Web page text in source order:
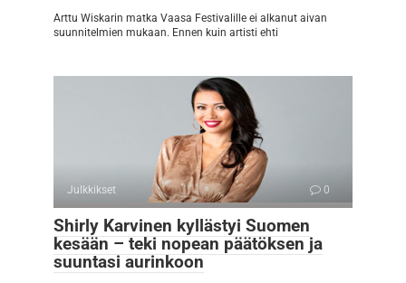
Arttu Wiskarin matka Vaasa Festivalille ei alkanut aivan
suunnitelmien mukaan. Ennen kuin artisti ehti
Julkkikset 0
Shirly Karvinen kyllästyi Suomen
kesään – teki nopean päätöksen ja
suuntasi aurinkoon